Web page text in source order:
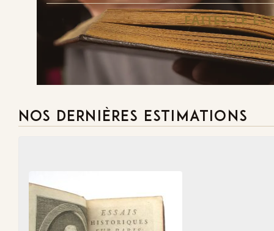
FAITES-LE
NOS DERNIÈRES ESTIMATIONS